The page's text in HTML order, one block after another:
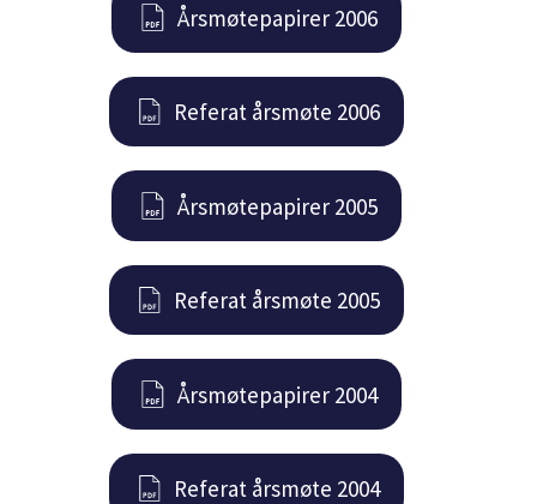
Årsmøtepapirer 2006
Referat årsmøte 2006
Årsmøtepapirer 2005
Referat årsmøte 2005
Årsmøtepapirer 2004
Referat årsmøte 2004